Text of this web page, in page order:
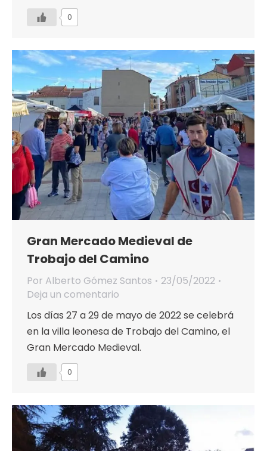
0
Gran Mercado Medieval de
Trobajo del Camino
Por Alberto Gómez Santos
23/05/2022
Deja un comentario
Los días 27 a 29 de mayo de 2022 se celebrá
en la villa leonesa de Trobajo del Camino, el
Gran Mercado Medieval.
0